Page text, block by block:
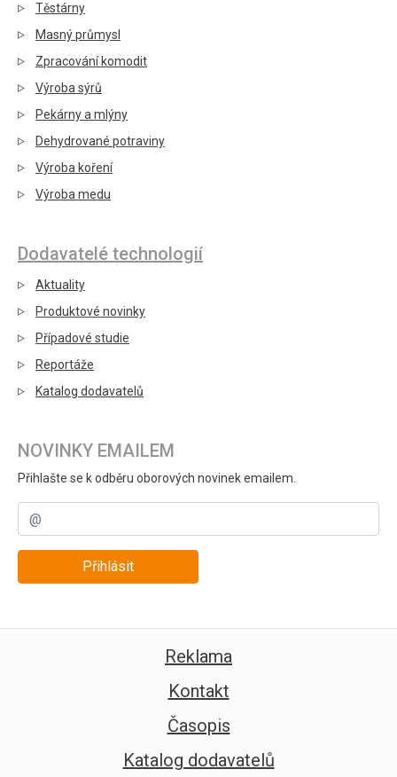
Těstárny
Masný průmysl
Zpracování komodit
Výroba sýrů
Pekárny a mlýny
Dehydrované potraviny
Výroba koření
Výroba medu
Dodavatelé technologií
Aktuality
Produktové novinky
Případové studie
Reportáže
Katalog dodavatelů
NOVINKY EMAILEM
Přihlašte se k odběru oborových novinek emailem.
Přihlásit
Reklama
Kontakt
Časopis
Katalog dodavatelů